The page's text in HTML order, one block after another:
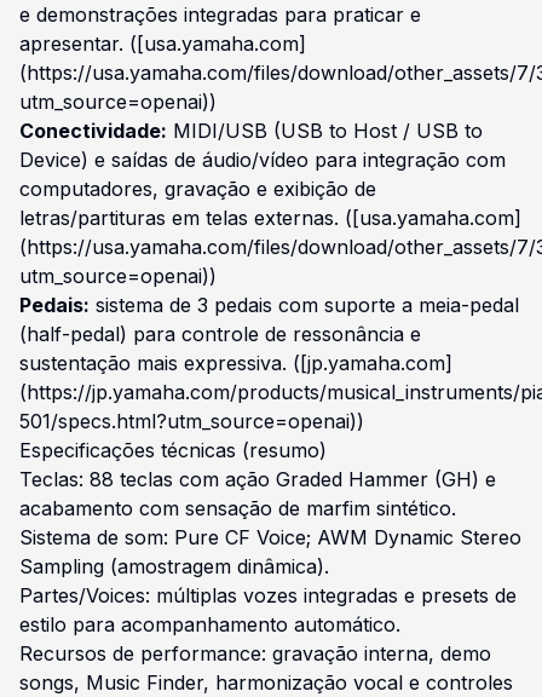
e demonstrações integradas para praticar e
apresentar. ([usa.yamaha.com]
(https://usa.yamaha.com/files/download/other_assets/7/
utm_source=openai))
Conectividade: MIDI/USB (USB to Host / USB to
Device) e saídas de áudio/vídeo para integração com
computadores, gravação e exibição de
letras/partituras em telas externas. ([usa.yamaha.com]
(https://usa.yamaha.com/files/download/other_assets/7/
utm_source=openai))
Pedais: sistema de 3 pedais com suporte a meia-pedal
(half-pedal) para controle de ressonância e
sustentação mais expressiva. ([jp.yamaha.com]
(https://jp.yamaha.com/products/musical_instruments/
501/specs.html?utm_source=openai))
Especificações técnicas (resumo)
Teclas: 88 teclas com ação Graded Hammer (GH) e
acabamento com sensação de marfim sintético.
Sistema de som: Pure CF Voice; AWM Dynamic Stereo
Sampling (amostragem dinâmica).
Partes/Voices: múltiplas vozes integradas e presets de
estilo para acompanhamento automático.
Recursos de performance: gravação interna, demo
songs, Music Finder, harmonização vocal e controles